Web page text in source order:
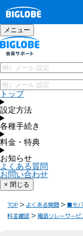
メニュー
トップ
設定方法
各種手続き
料金・特典
お知らせ
よくある質問
お問い合わせ
× 閉じる
TOP よくある質問 ■モ
料金確認
電話リレーサービ